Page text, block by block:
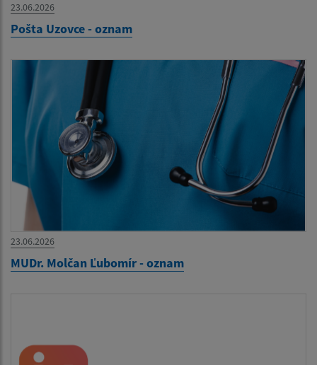
23.06.2026
Pošta Uzovce - oznam
23.06.2026
MUDr. Molčan Ľubomír - oznam